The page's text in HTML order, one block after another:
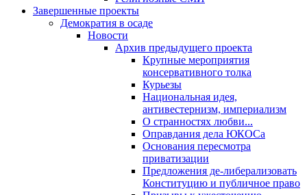
Завершенные проекты
Демократия в осаде
Новости
Архив предыдущего проекта
Крупные мероприятия
консервативного толка
Курьезы
Национальная идея,
антивестернизм, империализм
О странностях любви...
Оправдания дела ЮКОСа
Основания пересмотра
приватизации
Предложения де-либерализовать
Конституцию и публичное право